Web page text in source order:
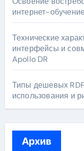
интернет-
Технические
интерфейсы и
Apollo DR
Типы дешевых
использования и
Архив